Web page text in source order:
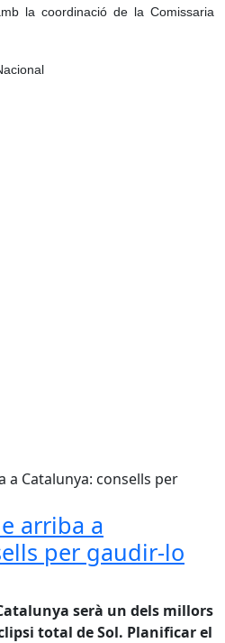
la coordinació de la Comissaria
home que havia provocat
ferits per arma blanca al Prat
arriba a
per gaudir-lo
serà un dels millors
total de Sol. Planificar el